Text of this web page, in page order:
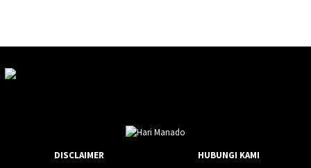
DISCLAIMER
HUBUNGI KAMI